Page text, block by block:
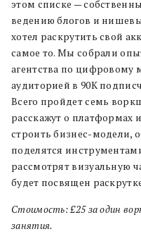
этом списке —
ведению блогов и
хотел раскрутить свой
самое то. Мы собрали
агентства по цифровому
аудиторией в 90К
Всего пройдет семь
расскажут о платформах
строить бизнес-модели,
поделятся
рассмотрят визуальную
будет посвящен
Стоимость: £25 за один
занятия.